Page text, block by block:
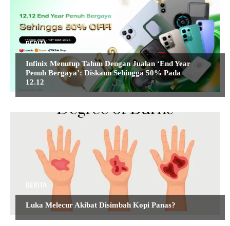
BERITA
Infinix Menutup Tahun Dengan Jualan ‘End Year
Penuh Bergaya’: Diskaun Sehingga 50% Pada
12.12
Luka Melecur Akibat Disimbah Kopi Panas?